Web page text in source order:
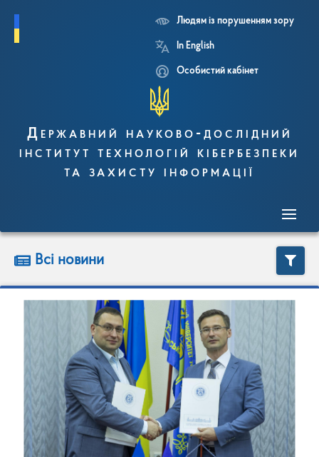
Людям із порушенням зору
In English
Особистий кабінет
Державний науково-дослідний
інститут технологій кібербезпеки
та захисту інформації
Всі новини